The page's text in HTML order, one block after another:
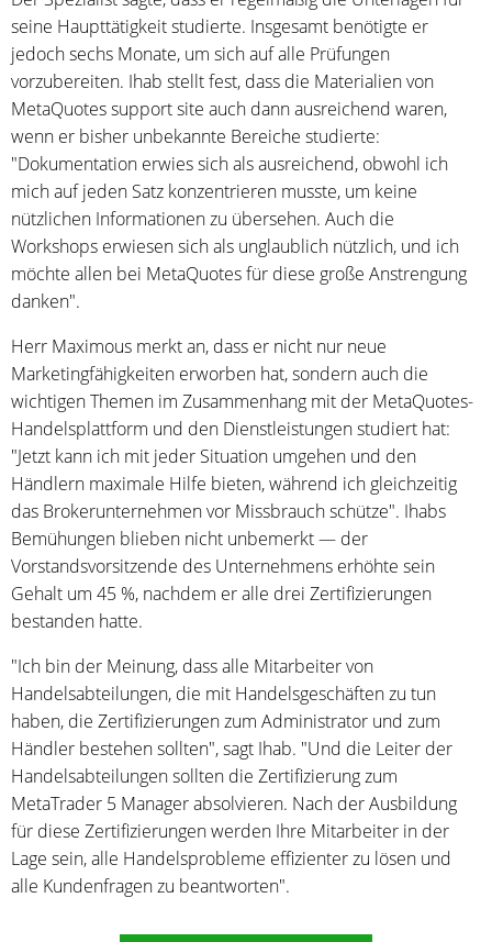
seine Haupttätigkeit studierte. Insgesamt benötigte er
jedoch sechs Monate, um sich auf alle Prüfungen
vorzubereiten. Ihab stellt fest, dass die Materialien von
MetaQuotes support site auch dann ausreichend waren,
wenn er bisher unbekannte Bereiche studierte:
"Dokumentation erwies sich als ausreichend, obwohl ich
mich auf jeden Satz konzentrieren musste, um keine
nützlichen Informationen zu übersehen. Auch die
Workshops erwiesen sich als unglaublich nützlich, und ich
möchte allen bei MetaQuotes für diese große Anstrengung
danken".
Herr Maximous merkt an, dass er nicht nur neue
Marketingfähigkeiten erworben hat, sondern auch die
wichtigen Themen im Zusammenhang mit der MetaQuotes-
Handelsplattform und den Dienstleistungen studiert hat:
"Jetzt kann ich mit jeder Situation umgehen und den
Händlern maximale Hilfe bieten, während ich gleichzeitig
das Brokerunternehmen vor Missbrauch schütze". Ihabs
Bemühungen blieben nicht unbemerkt — der
Vorstandsvorsitzende des Unternehmens erhöhte sein
Gehalt um 45 %, nachdem er alle drei Zertifizierungen
bestanden hatte.
"Ich bin der Meinung, dass alle Mitarbeiter von
Handelsabteilungen, die mit Handelsgeschäften zu tun
haben, die Zertifizierungen zum Administrator und zum
Händler bestehen sollten", sagt Ihab. "Und die Leiter der
Handelsabteilungen sollten die Zertifizierung zum
MetaTrader 5 Manager absolvieren. Nach der Ausbildung
für diese Zertifizierungen werden Ihre Mitarbeiter in der
Lage sein, alle Handelsprobleme effizienter zu lösen und
alle Kundenfragen zu beantworten".